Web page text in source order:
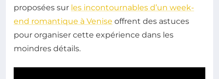
proposées sur les incontournables d’un week-
end romantique à Venise offrent des astuces
pour organiser cette expérience dans les
moindres détails.